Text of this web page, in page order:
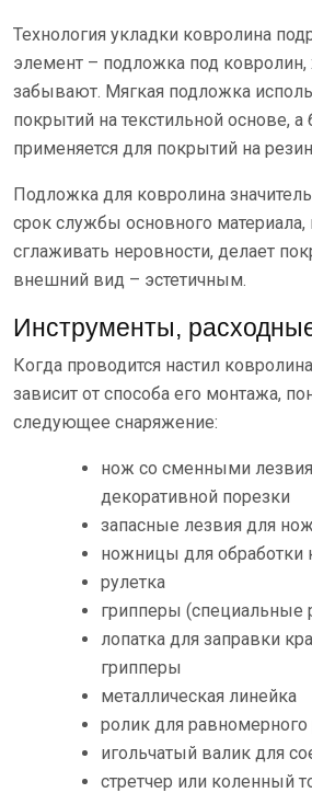
Технология укладки ковролина
элемент – подложка под ковролин,
забывают. Мягкая подложка
покрытий на текстильной основе,
применяется для покрытий на
Подложка для ковролина
срок службы основного материала,
сглаживать неровности, делает
внешний вид – эстетичным.
Инструменты,
Когда проводится настил
зависит от способа его монтажа,
следующее снаряжение:
нож со сменными
декоративной порезки
запасные лезвия для
ножницы для обработки
рулетка
грипперы (специальные
лопатка для заправки
грипперы
металлическая линейка
ролик для равномерного
игольчатый валик для
стретчер или коленный